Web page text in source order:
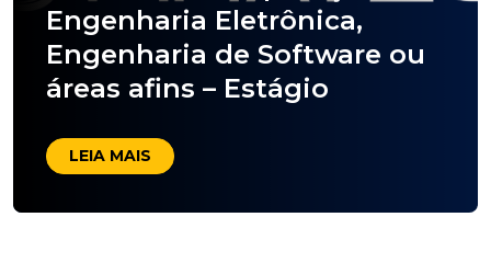
Engenharia Eletrônica,
Engenharia de Software ou
áreas afins – Estágio
LEIA MAIS